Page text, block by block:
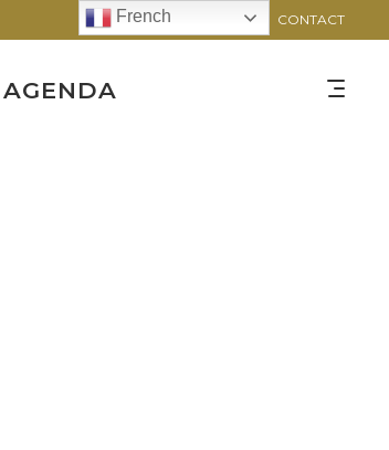
CONTACT
AGENDA
French